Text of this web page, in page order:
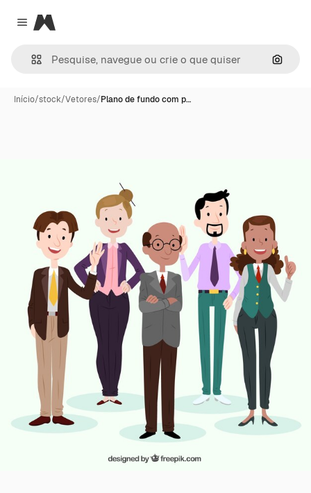
Close menu
Magnific
Início/stock/Vetores/Plano de fundo com p…